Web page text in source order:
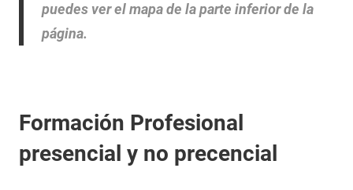
puedes ver el mapa de la parte inferior de la
página.
Formación Profesional
presencial y no precencial